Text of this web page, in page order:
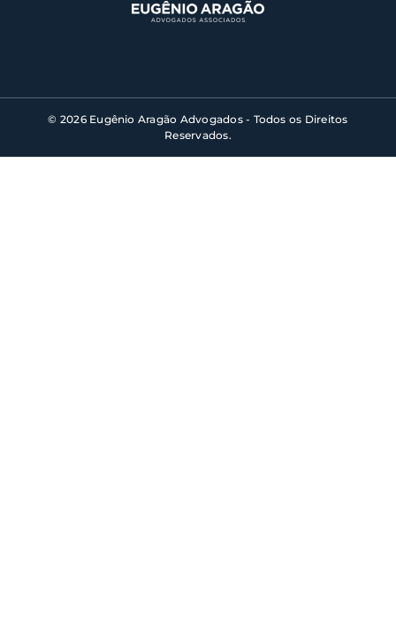
© 2026 Eugênio Aragão Advogados - Todos os Direitos
Reservados.